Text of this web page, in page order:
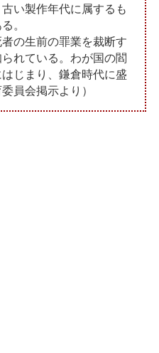
い製作年代に属するも
。
の生前の罪業を裁断す
れている。わが国の閻
じまり、鎌倉時代に盛
員会掲示より）